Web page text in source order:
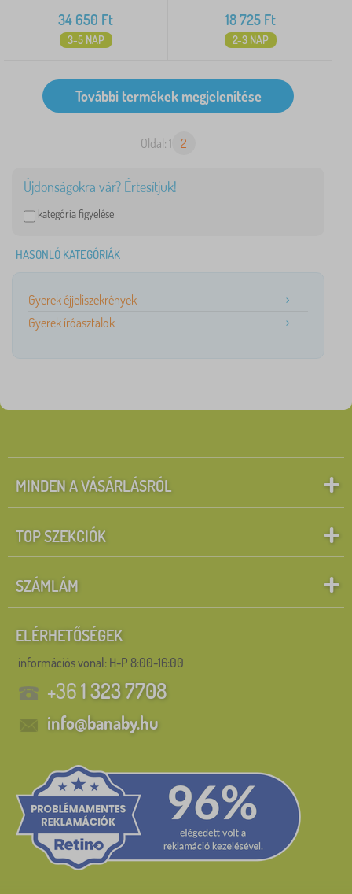
34 650 Ft
3-5 NAP
18 725Ft
2-3 NAP
Oldal: 1 2
Újdonságokra vár? Értesítjük!
kategória figyelése
HASONLÓ KATEGÓRIÁK
Gyerek éjjeliszekrények
Gyerek íróasztalok
MINDEN A VÁSÁRLÁSRÓL
TOP SZEKCIÓK
SZÁMLÁM
ELÉRHETŐSÉGEK
információs vonal: H-P 8:00-16:00
+361 323 7708
info@banaby.hu